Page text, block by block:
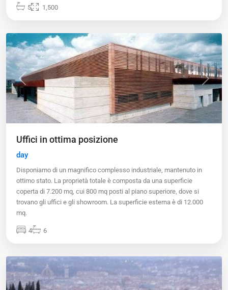
5 1,500
Previous Next
Uffici in ottima posizione
day
Disponiamo di un magnifico complesso industriale, mantenuto in
ottimo stato. La proprietà totale è composta da una superficie
coperta di 7.200 mq, cui 800 mq posti al piano superiore, dove si
trovano gli uffici e gli showroom. La superficie esterna è di 12.000
mq.
4 6
Questo sito web utilizza i cookie!
Utilizziamo i cookie per personalizzare contenuti ed annunci, per fornire
funzionalità dei social media e per analizzare il nostro traffico.
Condividiamo inoltre informazioni sul modo in cui utilizza il nostro sito